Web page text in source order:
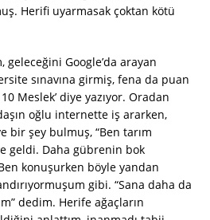
Herifi uyarmasak çoktan kötü
geleceğini Google’da arayan
sınavına girmiş, fena da puan
10 Meslek’ diye yazıyor. Oradan
oğlu internette iş ararken,
bir şey bulmuş, “Ben tarım
geldi. Daha gübrenin bok
konuşurken böyle yandan
gibi. “Sana daha da
dedim. Herife ağaçların